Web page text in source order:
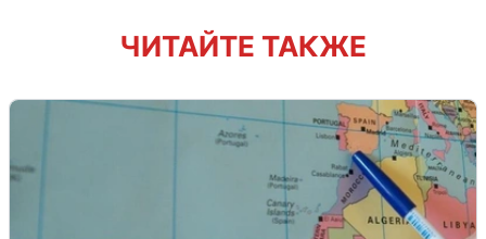
ЧИТАЙТЕ ТАКЖЕ